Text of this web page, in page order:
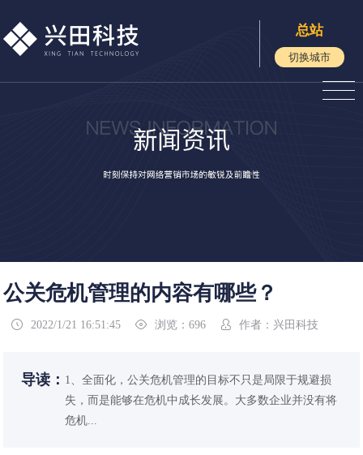
总站
切换城市
公关危机管理的内容有哪些？
 2022/1/21 16:51:45  浏览：696  作者：兴田科技
导读： 1、全面化，公关危机管理的目标不只是局限于规避损
失，而是能够在危机中成长发展。大多数企业并没有将
危机...